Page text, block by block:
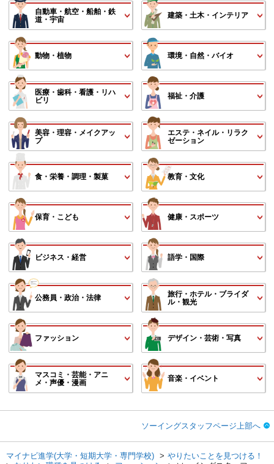
自動車・航空・船舶・鉄
道・宇宙
建築・土木・インテリア
動物・植物 環境・自然・バイオ
医療・歯科・看護・リハ
ビリ
福祉・介護
美容・理容・メイクアッ
プ
エステ・ネイル・リラク
ゼーション
食・栄養・調理・製菓 教育・文化
保育・こども 健康・スポーツ
ビジネス・経営 語学・国際
公務員・政治・法律
旅行・ホテル・ブライダ
ル・観光
ファッション デザイン・芸術・写真
マスコミ・芸能・アニ
メ・声優・漫画
音楽・イベント
ソーイングスタッフページ上部へ
マイナビ進学(大学・短期大学・専門学校)
やりたいことを見つける！